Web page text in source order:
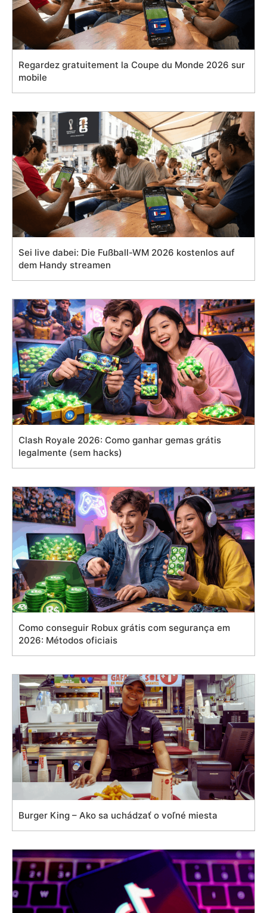
Regardez gratuitement la Coupe du Monde 2026 sur
mobile
Sei live dabei: Die Fußball-WM 2026 kostenlos auf
dem Handy streamen
Clash Royale 2026: Como ganhar gemas grátis
legalmente (sem hacks)
Como conseguir Robux grátis com segurança em
2026: Métodos oficiais
Burger King – Ako sa uchádzať o voľné miesta